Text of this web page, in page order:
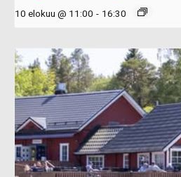
10 elokuu @ 11:00 - 16:30